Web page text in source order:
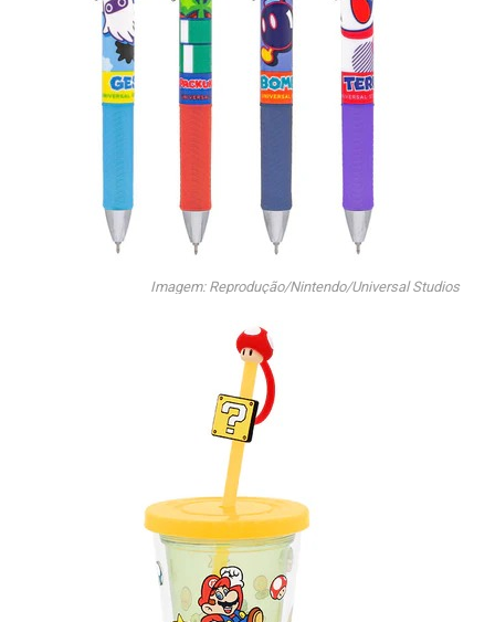
Imagem: Reprodução/Nintendo/Universal Studios